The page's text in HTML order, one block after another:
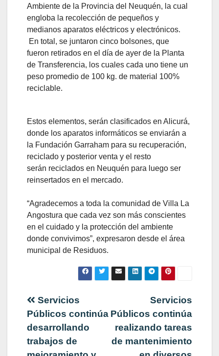
Ambiente de la Provincia del Neuquén, la cual
engloba la recolección de pequeños y
medianos aparatos eléctricos y electrónicos.
En total, se juntaron cinco bolsones, que
fueron retirados en el día de ayer de la Planta
de Transferencia, los cuales cada uno tiene un
peso promedio de 100 kg. de material 100%
reciclable.
Estos elementos, serán clasificados en Alicurá,
donde los aparatos informáticos se enviarán a
la Fundación Garraham para su recuperación,
reciclado y posterior venta y el resto
serán reciclados en Neuquén para luego ser
reinsertados en el mercado.
“Agradecemos a toda la comunidad de Villa La
Angostura que cada vez son más conscientes
en el cuidado y la protección del ambiente
donde convivimos”, expresaron desde el área
municipal de Residuos.
Navegación
de
entradas
Servicios
Públicos continúa
realizando tareas
de mantenimiento
Servicios
Públicos continúa
desarrollando
trabajos de